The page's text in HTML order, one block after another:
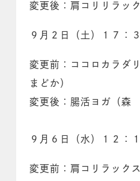
変更後：肩コリリラッ
９月２日（土）１７：
変更前：ココロカラダ
まどか）
変更後：腸活ヨガ（森
９月６日（水）１２：
変更前：肩コリラック